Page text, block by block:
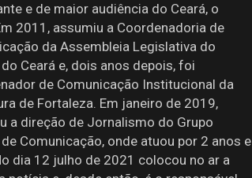
e de maior audiência do Ceará, o
2011, assumiu a Coordenadoria de
da Assembleia Legislativa do
Ceará e, dois anos depois, foi
de Comunicação Institucional da
de Fortaleza. Em janeiro de 2019,
a direção de Jornalismo do Grupo
Comunicação, onde atuou por 2 anos e
dia 12 julho de 2021 colocou no ar a